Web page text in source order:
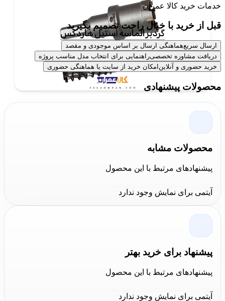
خرید گردبر الماسه استیل هاردکس
برای خرید گردبر الماسه استیل هاردکس شما می توانید به دو
روش خرید آنلاین از سایت کالا عمران و خرید حضوری از
فروشگاه
و در دسترس می باشد، شما می توانید با خاطری آسوده
تمامی محصولات این مجموعه را با بالاترین کیفیت و مناسب
ترین قیمت و ضمانت اصالت و سلامت فیزیکی کالا خریداری
نمایید.
قیمت مته گردبر استیل و ام دی اف الماسه
خدمات خرید کالا عمران
قبل از خرید با خیال راحت تصمیم بگیرید
ارسال سریعهماهنگی ارسال بر اساس موجودی و مقصد
دریافت مشاوره تخصصیراهنمایی برای انتخاب مدل مناسب پروژه
خرید حضوری و آنلاین امکان خرید از سایت یا هماهنگی حضوری
محصولات پیشنهادی
محصولات مشابه
پیشنهادهای مرتبط با این محصول
آیتمی برای نمایش وجود ندارد
پیشنهاد برای خرید بهتر
پیشنهادهای مرتبط با این محصول
آیتمی برای نمایش وجود ندارد